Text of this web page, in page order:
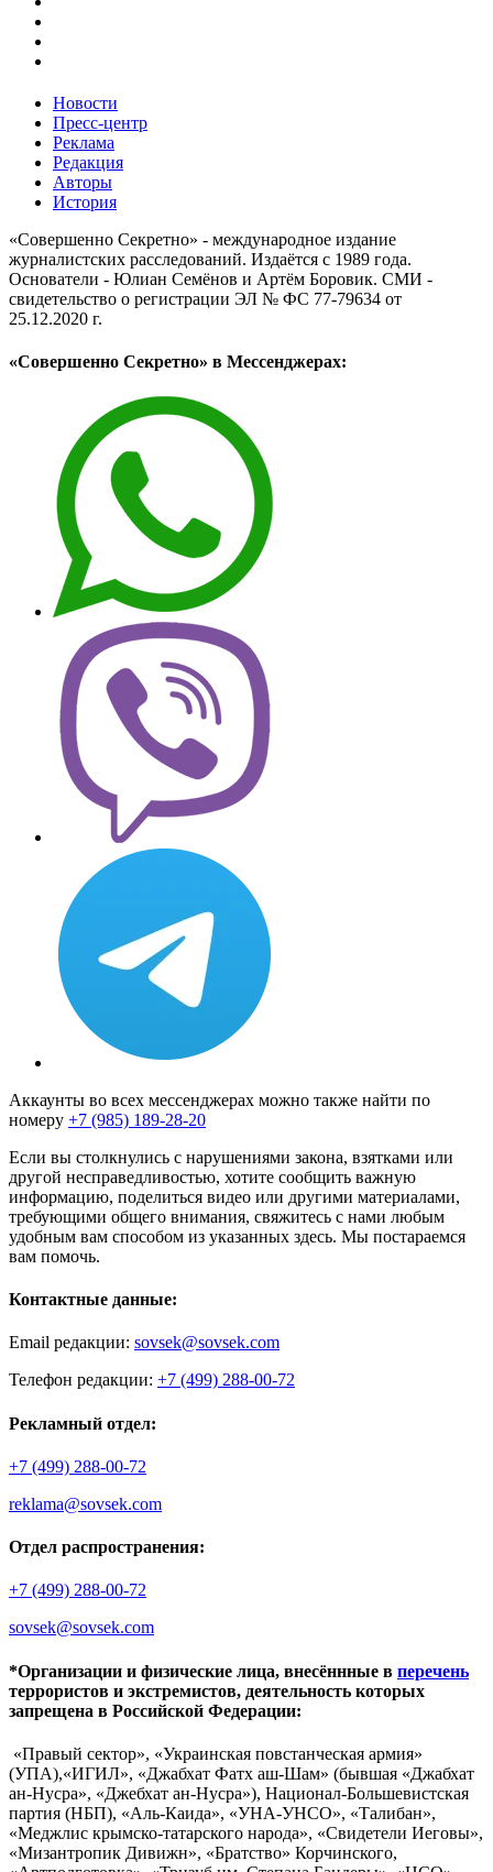
Новости
Пресс-центр
Реклама
Редакция
Авторы
История
«Совершенно Секретно» - международное издание
журналистских расследований. Издаётся с 1989 года.
Основатели - Юлиан Семёнов и Артём Боровик. CМИ -
свидетельство о регистрации ЭЛ № ФС 77-79634 от
25.12.2020 г.
«Совершенно Секретно» в Мессенджерах:
Аккаунты во всех мессенджерах можно также найти по
номеру +7 (985) 189-28-20
Если вы столкнулись с нарушениями закона, взятками или
другой несправедливостью, хотите сообщить важную
информацию, поделиться видео или другими материалами,
требующими общего внимания, свяжитесь с нами любым
удобным вам способом из указанных здесь. Мы постараемся
вам помочь.
Контактные данные:
Email редакции: sovsek@sovsek.com
Телефон редакции: +7 (499) 288-00-72
Рекламный отдел:
+7 (499) 288-00-72
reklama@sovsek.com
Отдел распространения:
+7 (499) 288-00-72
sovsek@sovsek.com
*Организации и физические лица, внесённные в перечень
террористов и экстремистов, деятельность которых
запрещена в Российской Федерации:
«Правый сектор», «Украинская повстанческая армия»
(УПА),«ИГИЛ», «Джабхат Фатх аш-Шам» (бывшая «Джабхат
ан-Нусра», «Джебхат ан-Нусра»), Национал-Большевистская
партия (НБП), «Аль-Каида», «УНА-УНСО», «Талибан»,
«Меджлис крымско-татарского народа», «Свидетели Иеговы»,
«Мизантропик Дивижн», «Братство» Корчинского,